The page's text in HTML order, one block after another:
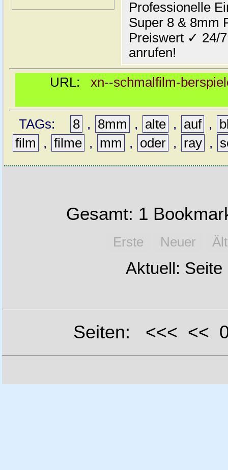
Professionelle
Super 8 & 8mm
Preiswert ✓ 24/
anrufen!
URL: xn--schmalfilm-
TAGs: 8 , 8mm , alte , auf ,
film
, filme , mm , oder , ray ,
Gesamt: 1
Erste Neuer
Aktuell: Seite
Seiten: <<< <<